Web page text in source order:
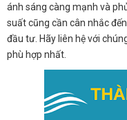
ánh sáng càng mạnh và
suất cũng cần cân nhắc
đầu tư. Hãy liên hệ với
phù hợp nhất.